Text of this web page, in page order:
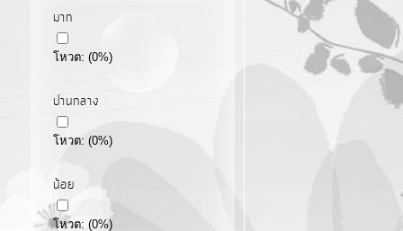
มาก
โหวต: (0%)
ปานกลาง
โหวต: (0%)
น้อย
โหวต: (0%)